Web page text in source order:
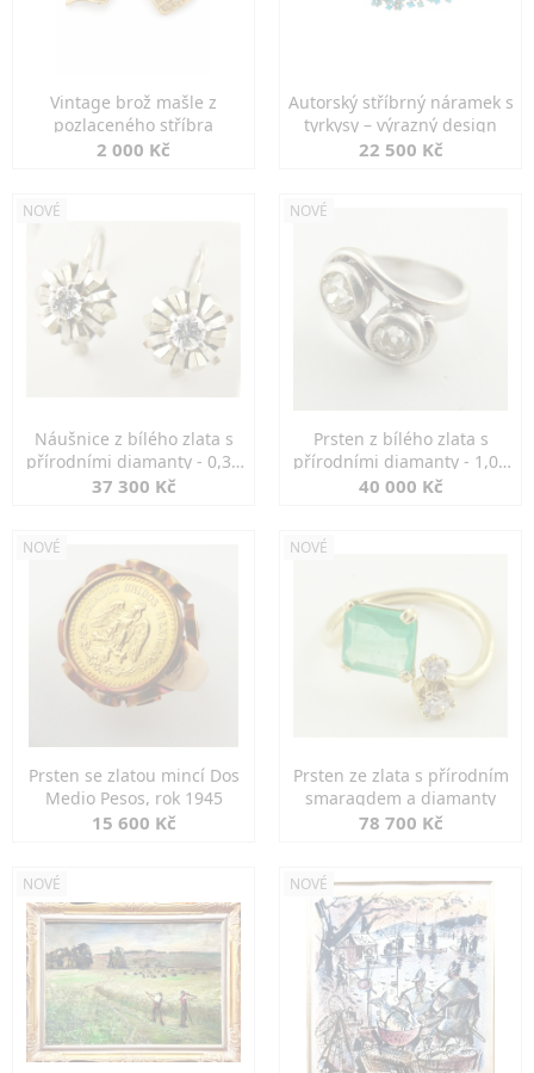
Vintage brož mašle z
pozlaceného stříbra
2 000 Kč
Autorský stříbrný náramek s
tyrkysy – výrazný design
22 500 Kč
NOVÉ
Náušnice z bílého zlata s
přírodními diamanty - 0,30
ct
37 300 Kč
NOVÉ
Prsten z bílého zlata s
přírodními diamanty - 1,00
ct
40 000 Kč
NOVÉ
Prsten se zlatou mincí Dos
Medio Pesos, rok 1945
15 600 Kč
NOVÉ
Prsten ze zlata s přírodním
smaragdem a diamanty
78 700 Kč
NOVÉ NOVÉ